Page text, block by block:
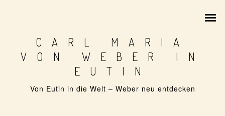
1786 – GEBURT IN EUTIN
CARL MARIA
VON WEBER IN
EUTIN
Von Eutin in die Welt – Weber neu entdecken